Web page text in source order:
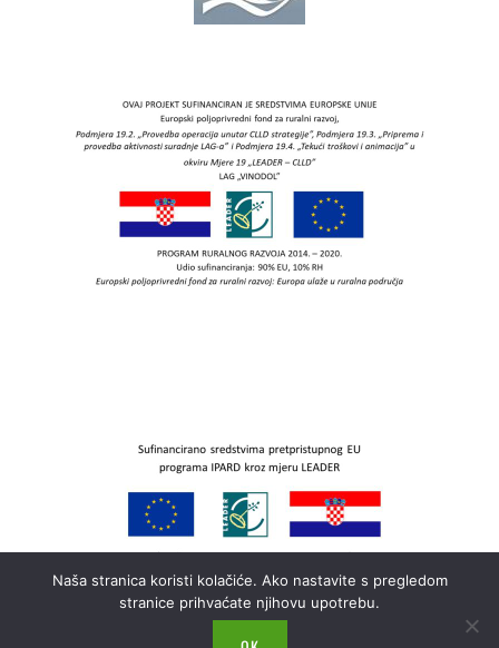
Naša stranica koristi kolačiće. Ako nastavite s pregledom
stranice prihvaćate njihovu upotrebu.